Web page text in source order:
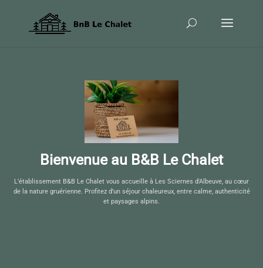
Bienvenue au B&B Le Chalet
L’établissement B&B Le Chalet vous accueille à Les Sciernes d'Albeuve, au cœur
de la nature gruérienne. Profitez d’un séjour chaleureux, entre calme, authenticité
et paysages alpins.